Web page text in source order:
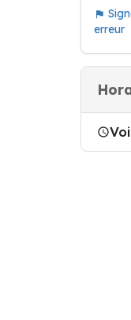
erreur